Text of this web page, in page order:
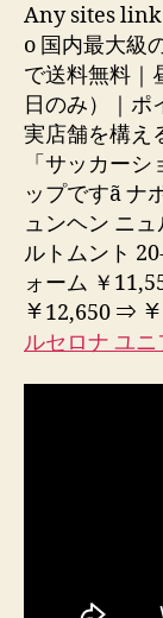
Any sites
o 国内最大級
で送料無料｜
日のみ）｜ポ
実店舗を構え
「サッカー
ップですã
ュンヘン ニ
ルトムント
ォーム ￥
￥12,650 ⇒
ルセロナ ユ